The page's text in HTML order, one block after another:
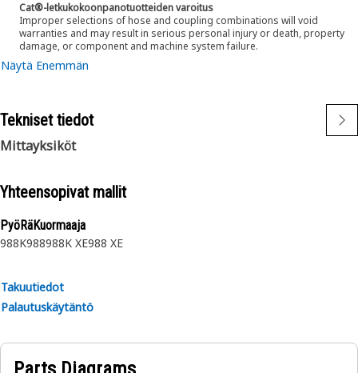
Cat®-letkukokoonpanotuotteiden varoitus
Improper selections of hose and coupling combinations will void
warranties and may result in serious personal injury or death, property
damage, or component and machine system failure.
Näytä Enemmän
Tekniset tiedot
Mittayksiköt
Yhteensopivat mallit
PyöRäKuormaaja
988K988988K XE988 XE
Takuutiedot
Palautuskäytäntö